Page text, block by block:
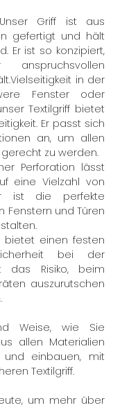
Griff ist aus
gefertigt und hält
Er ist so konzipiert,
Vielseitigkeit in der
Fenster oder
Textilgriff bietet
Er passt sich
an, um allen
zu werden.
Perforation lässt
eine Vielzahl von
ist die perfekte
Fenstern und Türen
bietet einen festen
bei der
das Risiko, beim
auszurutschen
Weise, wie Sie
allen Materialien
und einbauen, mit
Textilgriff.
um mehr über